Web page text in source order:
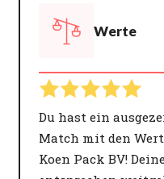
Werte
Du hast ein
Match mit den
Koen Pack BV!